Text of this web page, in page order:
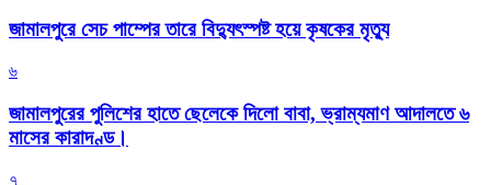
জামালপুরে সেচ পাম্পের তারে বিদ্যুৎস্পষ্ট হয়ে কৃষকের মৃত্যু
৬
জামালপুরের পুলিশের হাতে ছেলেকে দিলো বাবা, ভ্রাম্যমাণ আদালতে ৬
মাসের কারাদণ্ড।
৭